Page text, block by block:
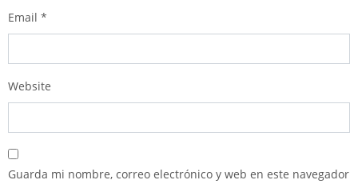
Email *
Website
Guarda mi nombre, correo electrónico y web en este navegador